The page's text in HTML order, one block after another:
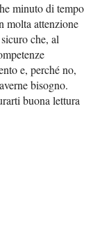
minuto di tempo
molta attenzione
che, al
e, perché no,
bisogno.
buona lettura